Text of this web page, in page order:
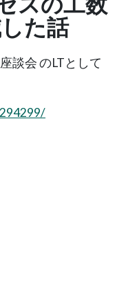
た話
談会 のLTとして